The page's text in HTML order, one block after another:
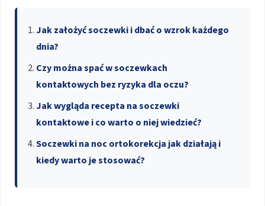
Jak założyć soczewki i dbać o wzrok każdego
dnia?
Czy można spać w soczewkach
kontaktowych bez ryzyka dla oczu?
Jak wygląda recepta na soczewki
kontaktowe i co warto o niej wiedzieć?
Soczewki na noc ortokorekcja jak działają i
kiedy warto je stosować?